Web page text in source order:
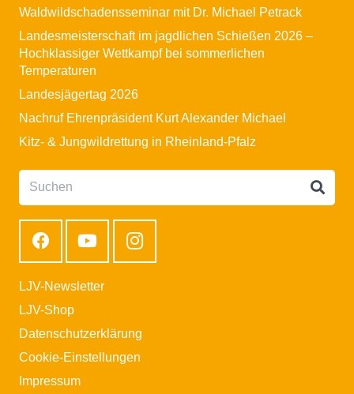
Waldwildschadensseminar mit Dr. Michael Petrack
Landesmeisterschaft im jagdlichen Schießen 2026 –
Hochklassiger Wettkampf bei sommerlichen
Temperaturen
Landesjägertag 2026
Nachruf Ehrenpräsident Kurt Alexander Michael
Kitz- & Jungwildrettung in Rheinland-Pfalz
LJV-Newsletter
LJV-Shop
Datenschutzerklärung
Cookie-Einstellungen
Impressum